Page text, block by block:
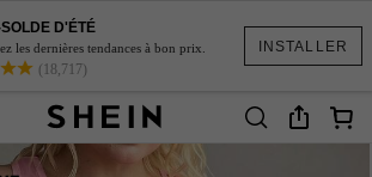
INSTALLER
D'ÉTÉ
les dernières tendances à bon prix.
(18,717)